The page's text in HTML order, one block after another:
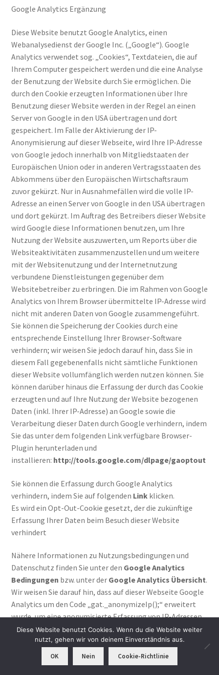
Google Analytics Ergänzung
Diese Website benutzt Google Analytics, einen
Webanalysedienst der Google Inc. („Google“). Google
Analytics verwendet sog. „Cookies“, Textdateien, die auf
Ihrem Computer gespeichert werden und die eine Analyse
der Benutzung der Website durch Sie ermöglichen. Die
durch den Cookie erzeugten Informationen über Ihre
Benutzung dieser Website werden in der Regel an einen
Server von Google in den USA übertragen und dort
gespeichert. Im Falle der Aktivierung der IP-
Anonymisierung auf dieser Webseite, wird Ihre IP-Adresse
von Google jedoch innerhalb von Mitgliedstaaten der
Europäischen Union oder in anderen Vertragsstaaten des
Abkommens über den Europäischen Wirtschaftsraum
zuvor gekürzt. Nur in Ausnahmefällen wird die volle IP-
Adresse an einen Server von Google in den USA übertragen
und dort gekürzt. Im Auftrag des Betreibers dieser Website
wird Google diese Informationen benutzen, um Ihre
Nutzung der Website auszuwerten, um Reports über die
Websiteaktivitäten zusammenzustellen und um weitere
mit der Websitenutzung und der Internetnutzung
verbundene Dienstleistungen gegenüber dem
Websitebetreiber zu erbringen. Die im Rahmen von Google
Analytics von Ihrem Browser übermittelte IP-Adresse wird
nicht mit anderen Daten von Google zusammengeführt.
Sie können die Speicherung der Cookies durch eine
entsprechende Einstellung Ihrer Browser-Software
verhindern; wir weisen Sie jedoch darauf hin, dass Sie in
diesem Fall gegebenenfalls nicht sämtliche Funktionen
dieser Website vollumfänglich werden nutzen können. Sie
können darüber hinaus die Erfassung der durch das Cookie
erzeugten und auf Ihre Nutzung der Website bezogenen
Daten (inkl. Ihrer IP-Adresse) an Google sowie die
Verarbeitung dieser Daten durch Google verhindern, indem
Sie das unter dem folgenden Link verfügbare Browser-
Plugin herunterladen und
installieren: http://tools.google.com/dlpage/gaoptout
Sie können die Erfassung durch Google Analytics
verhindern, indem Sie auf folgenden Linkklicken.
Es wird ein Opt-Out-Cookie gesetzt, der die zukünftige
Erfassung Ihrer Daten beim Besuch dieser Website
verhindert
Nähere Informationen zu Nutzungsbedingungen und
Datenschutz finden Sie unter den Google Analytics
Bedingungen bzw. unter der Google Analytics Übersicht.
Wir weisen Sie darauf hin, dass auf dieser Webseite Google
Analytics um den Code „gat._anonymizeIp();“ erweitert
wurde, um eine anonymisierte Erfassung von IP-Adressen
(sog. IP-Masking) zu gewährleisten.
Diese Website benutzt Cookies. Wenn du die Website weiter
nutzt, gehen wir von deinem Einverständnis aus.
OK Nein Cookie-Richtlinie